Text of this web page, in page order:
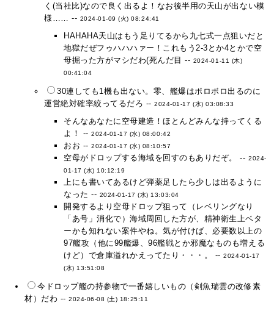
く(当社比)なので良く出るよ！なお後半用の天山が出ない模
様…… -- 2024-01-09 (火) 08:24:41
HAHAHA天山はもう足りてるから九七式一点狙いだと
地獄だぜフゥハハハァー！これもう2-3とか4とかで空
母掘った方がマシだわ(死んだ目 -- 2024-01-11 (木)
00:41:04
30連しても1機も出ない。零、艦爆はボロボロ出るのに
運営絶対確率絞ってるだろ --2024-01-17 (水) 03:08:33
そんなあなたに空母建造！ほとんどみんな持ってくる
よ！ --2024-01-17 (水) 08:00:42
おお --2024-01-17 (水) 08:10:57
空母がドロップする海域を回すのもありだぞ。 -- 2024-
01-17 (水) 10:12:19
上にも書いてあるけど弾薬足したら少しは出るように
なった -- 2024-01-17 (水) 13:03:04
開発するより空母ドロップ狙って（レベリングなり
「あ号」消化で）海域周回した方が、精神衛生上ベタ
ーかも知れない案件やね。気が付けば、必要数以上の
97艦攻（他に99艦爆、96艦戦とか邪魔なものも増える
けど）で倉庫溢れかえってたり・・・。 --2024-01-17
(水) 13:51:08
今ドロップ艦の持参物で一番嬉しいもの（剣魚瑞雲の改修素
材）だわ --2024-06-08 (土) 18:25:11